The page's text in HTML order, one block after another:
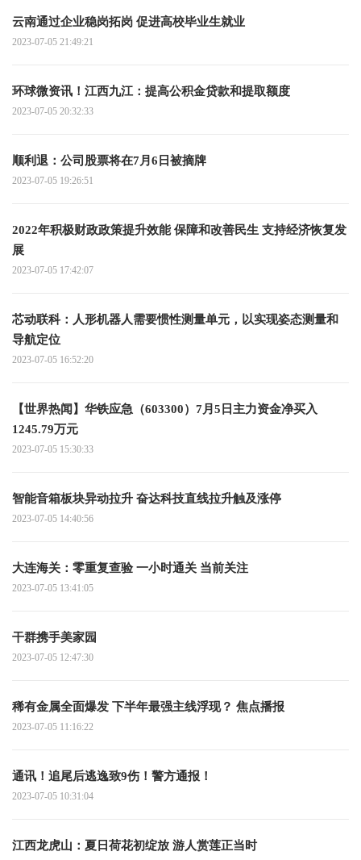
225万吨 全球关注
云南通过企业稳岗拓岗 促进高校毕业生就业
2023-07-05 21:49:21
环球微资讯！江西九江：提高公积金贷款和提取额度
2023-07-05 20:32:33
顺利退：公司股票将在7月6日被摘牌
2023-07-05 19:26:51
2022年积极财政政策提升效能 保障和改善民生 支持经济恢复发
展
2023-07-05 17:42:07
芯动联科：人形机器人需要惯性测量单元，以实现姿态测量和
导航定位
2023-07-05 16:52:20
【世界热闻】华铁应急（603300）7月5日主力资金净买入
1245.79万元
2023-07-05 15:30:33
智能音箱板块异动拉升 奋达科技直线拉升触及涨停
2023-07-05 14:40:56
大连海关：零重复查验 一小时通关 当前关注
2023-07-05 13:41:05
干群携手美家园
2023-07-05 12:47:30
稀有金属全面爆发 下半年最强主线浮现？ 焦点播报
2023-07-05 11:16:22
通讯！追尾后逃逸致9伤！警方通报！
2023-07-05 10:31:04
江西龙虎山：夏日荷花初绽放 游人赏莲正当时